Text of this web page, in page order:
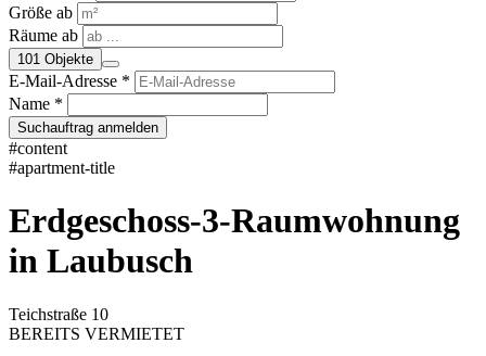
Größe ab
Räume ab
101 Objekte
E-Mail-Adresse *
Name *
Suchauftrag anmelden
#content
#apartment-title
Erdgeschoss-3-Raumwohnung
in Laubusch
Teichstraße 10
BEREITS VERMIETET